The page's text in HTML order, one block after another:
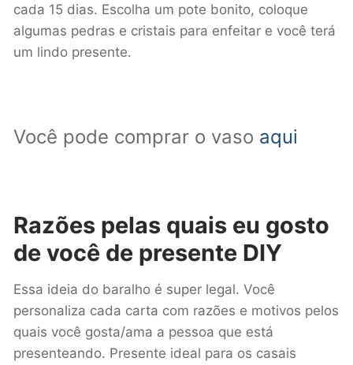
cada 15 dias. Escolha um pote bonito, coloque
algumas pedras e cristais para enfeitar e você terá
um lindo presente.
Você pode comprar o vaso aqui
Razões pelas quais eu gosto
de você de presente DIY
Essa ideia do baralho é super legal. Você
personaliza cada carta com razões e motivos pelos
quais você gosta/ama a pessoa que está
presenteando. Presente ideal para os casais